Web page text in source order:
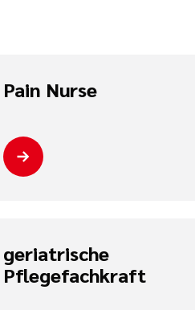
Pain Nurse
geriatrische
Pflegefachkraft